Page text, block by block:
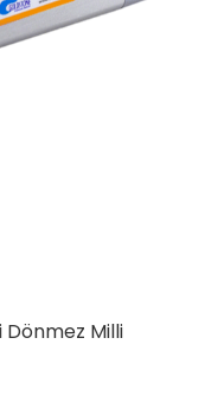
Dönmez Milli